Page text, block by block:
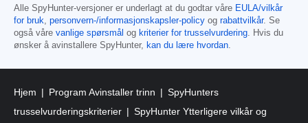
Alle SpyHunter-versjoner er underlagt at du godtar våre EULA/vilkår
for bruk, personvern-/informasjonskapsler-policy og rabattvilkår. Se
også våre vanlige spørsmål og kriterier for trusselvurdering. Hvis du
ønsker å avinstallere SpyHunter, kan du lære hvordan.
Hjem Program Avinstaller trinn
SpyHunters
trusselvurderingskriterier
SpyHunter Ytterligere vilkår og